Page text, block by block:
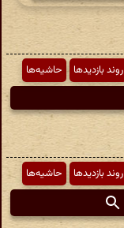
روند بازدیدها
حاشیه‌ها
روند بازدیدها
حاشیه‌ها